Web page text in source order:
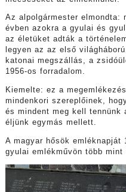
Az alpolgármester elmondta:
évben azokra a gyulai és
az életüket adták a
legyen az az első
katonai megszállás, a
1956-os forradalom.
Kiemelte: ez a
mindenkori szereplőinek,
és mindent meg kell tennünk
éljünk egymás mellett.
A magyar hősök emléknapját
gyulai emlékművön több mint